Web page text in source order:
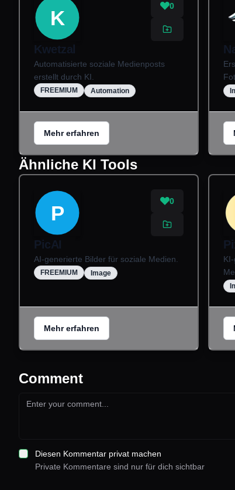
K
0
Kwetzal
Automatisierte soziale Medienposts
erstellt durch KI.
FREEMIUM Automation
Mehr erfahren
Ähnliche KI Tools
P
0
PicAI
AI-generierte Bilder für soziale Medien.
FREEMIUM Image
Mehr erfahren
Comment
Diesen Kommentar privat machen
Private Kommentare sind nur für dich sichtbar